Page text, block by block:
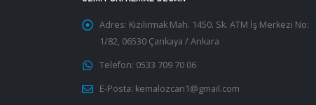
Adres: Kızılırmak Mah. 1450. Sk. ATM İş Merkezi No:
1/82, 06530 Çankaya / Ankara
Telefon: 0533 709 70 06
E-Posta: kemalozcan1@gmail.com